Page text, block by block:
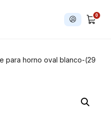
Iniciar
0
para horno oval blanco-(29